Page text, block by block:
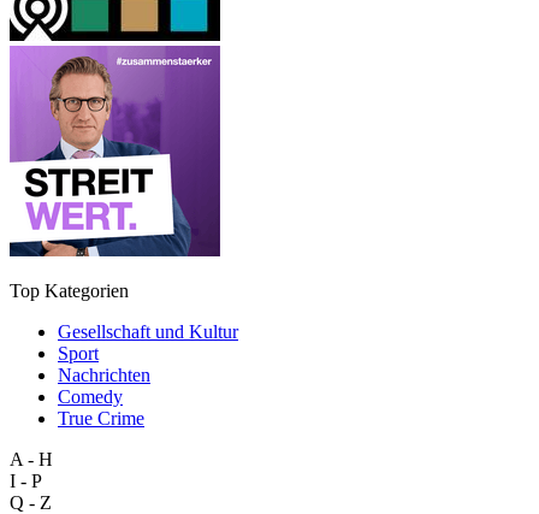
Top Kategorien
Gesellschaft und Kultur
Sport
Nachrichten
Comedy
True Crime
A - H
I - P
Q - Z